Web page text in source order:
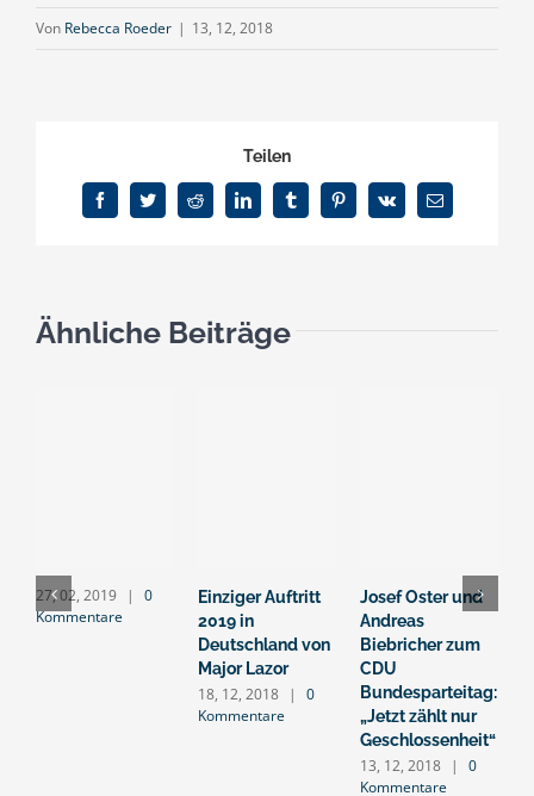
Von Rebecca Roeder | 13, 12, 2018
Teilen
FacebookTwitterReddit LinkedInTumblrPinterest
Vk
E-
Mail
Ähnliche Beiträge
27, 02, 2019 |
0
Kommentare
Einziger Auftritt
2019 in
Deutschland von
Major Lazor
18, 12, 2018 |
0
Kommentare
Josef Oster und
Andreas
Biebricher zum
CDU
Bundesparteitag:
„Jetzt zählt nur
Geschlossenheit“
13, 12, 2018 |
0
Kommentare